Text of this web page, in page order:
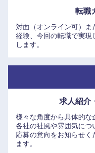
転職
対面（オンライン可）
経験、今回の転職で実
します。
求人紹介
様々な角度から具体的な
各社の社風や雰囲気につ
応募の意向をお知らせく
ます。
岐阜県